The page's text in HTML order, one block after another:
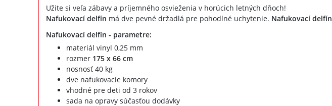
Užite si veľa zábavy a príjemného osvieženia v horúcich letných dňoch!
Nafukovací delfín má dve pevné držadlá pre pohodlné uchytenie. Nafukovací delfín
Nafukovací delfín - parametre:
materiál vinyl 0,25 mm
rozmer 175 x 66 cm
nosnosť 40 kg
dve nafukovacie komory
vhodné pre deti od 3 rokov
sada na opravy súčasťou dodávky